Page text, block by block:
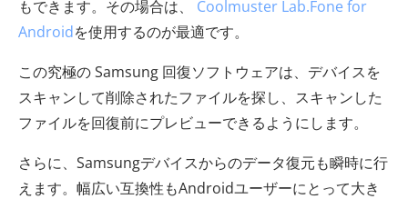
もできます。その場合は、 Coolmuster Lab.Fone for
Androidを使用するのが最適です。
この究極の Samsung 回復ソフトウェアは、デバイスを
スキャンして削除されたファイルを探し、スキャンした
ファイルを回復前にプレビューできるようにします。
さらに、Samsungデバイスからのデータ復元も瞬時に行
えます。幅広い互換性もAndroidユーザーにとって大き